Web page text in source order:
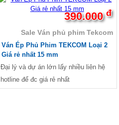
390.000đ
Sale Ván phủ phim Tekcom
Ván Ép Phủ Phim TEKCOM Loại 2
Giá rẻ nhất 15 mm
Đại lý và dự án lớn lấy nhiều liên hệ
hotline để đc giá rẻ nhất